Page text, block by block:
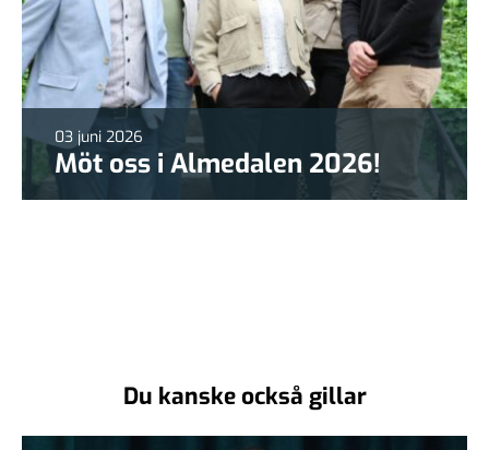
03 juni 2026
Möt oss i Almedalen 2026!
Du kanske också gillar